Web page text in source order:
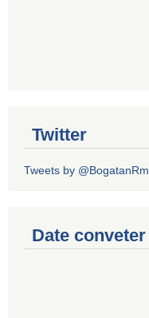
Twitter
Tweets by @BogatanRm
Date conveter